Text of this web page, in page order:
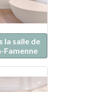
la salle de
Famenne